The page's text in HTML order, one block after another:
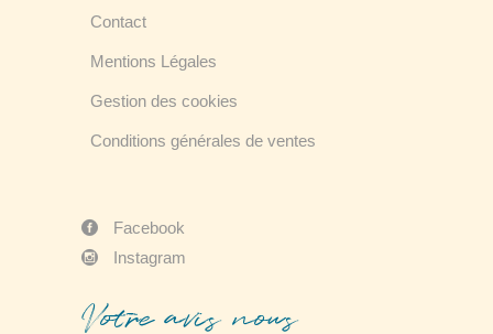
Contact
Mentions Légales
Gestion des cookies
Conditions générales de ventes
Facebook
Instagram
Votre avis nous